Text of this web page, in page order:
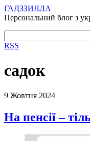
ГАДЗЗИЛЛА
Персональний блог з
RSS
садок
9 Жовтня 2024
На пенсії –